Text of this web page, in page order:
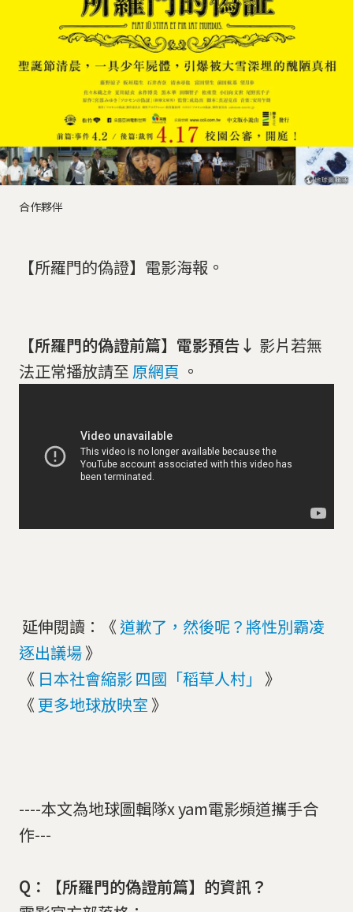
合作夥伴
【所羅門的偽證】電影海報。
【所羅門的偽證前篇】電影預告↓ 影片若無
法正常播放請至 原網頁 。
延伸閱讀：《道歉了，然後呢？將性別霸凌
逐出議場》
《 日本社會縮影 四國「稻草人村」
》
《 更多地球放映室 》
----本文為地球圖輯隊x yam電影頻道攜手合
作---
Q：【所羅門的偽證前篇】的資訊？